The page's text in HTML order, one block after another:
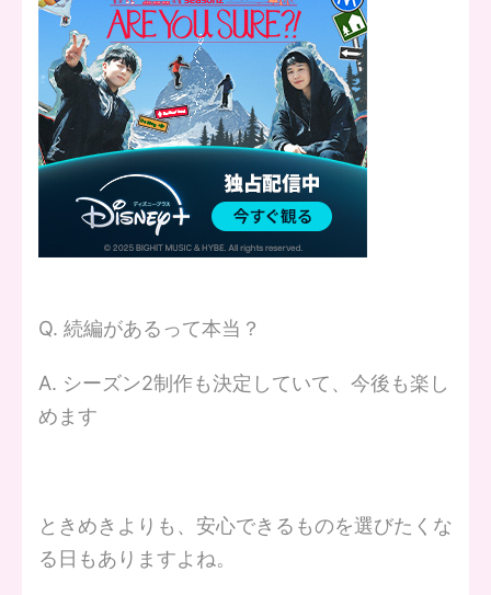
Q. 続編があるって本当？
A. シーズン2制作も決定していて、今後も楽し
めます
ときめきよりも、安心できるものを選びたくな
る日もありますよね。